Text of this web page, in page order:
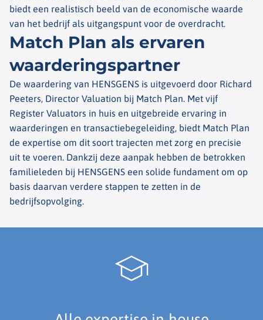
biedt een realistisch beeld van de economische waarde
van het bedrijf als uitgangspunt voor de overdracht.
Match Plan als ervaren
waarderingspartner
De waardering van HENSGENS is uitgevoerd door Richard
Peeters, Director Valuation bij Match Plan. Met vijf
Register Valuators in huis en uitgebreide ervaring in
waarderingen en transactiebegeleiding, biedt Match Plan
de expertise om dit soort trajecten met zorg en precisie
uit te voeren. Dankzij deze aanpak hebben de betrokken
familieleden bij HENSGENS een solide fundament om op
basis daarvan verdere stappen te zetten in de
bedrijfsopvolging.